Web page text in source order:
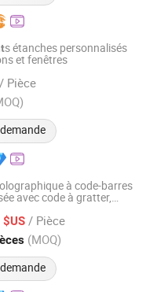
s étanches personnalisés
et fenêtres
/ Pièce
Co., Ltd.
2024
à code-barres
avec code à gratter,
/ Pièce
(MOQ)
Technology Co.,
2026